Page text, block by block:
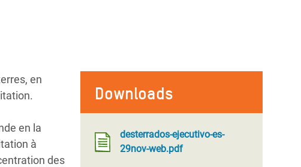
Downloads
desterrados-ejecutivo-es-
29nov-web.pdf
en
en la
à
des